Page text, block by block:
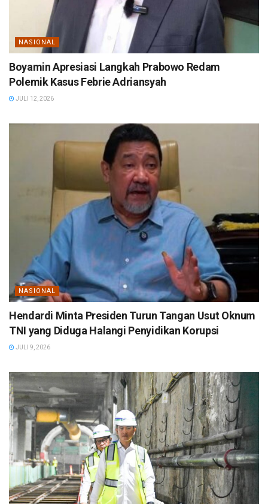
NASIONAL
Boyamin Apresiasi Langkah Prabowo Redam
Polemik Kasus Febrie Adriansyah
JULI 12, 2026
NASIONAL
Hendardi Minta Presiden Turun Tangan Usut Oknum
TNI yang Diduga Halangi Penyidikan Korupsi
JULI 9, 2026